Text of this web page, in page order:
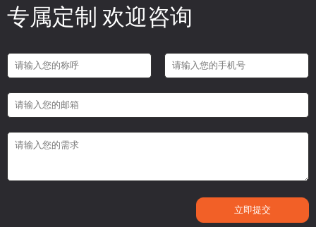
专属定制 欢迎咨询